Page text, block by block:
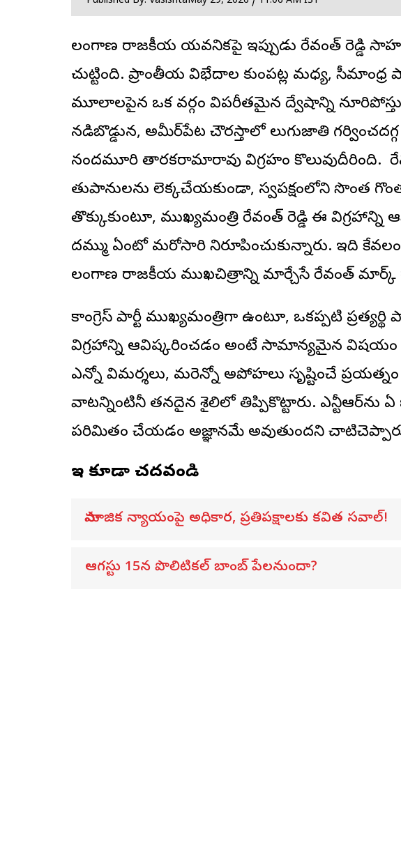
తెలంగాణ రాజకీయ యవనికపై ఇప్పుడు రేవంత్ రెడ్డి
చుట్టింది. ప్రాంతీయ విభేదాల కుంపట్ల మధ్య, సీమాంధ్ర
మూలాలపైన ఒక వర్గం విపరీతమైన ద్వేషాన్ని
నడిబొడ్డున, అమీర్‌పేట చౌరస్తాలో తెలుగుజాతి
నందమూరి తారకరామారావు విగ్రహం కొలువుదీరింది.
తుపానులను లెక్కచేయకుండా, స్వపక్షంలోని సొంత
తొక్కుకుంటూ, ముఖ్యమంత్రి రేవంత్‌ రెడ్డి ఈ
దమ్ము ఏంటో మరోసారి నిరూపించుకున్నారు. ఇది
తెలంగాణ రాజకీయ ముఖచిత్రాన్ని మార్చేసే రేవంత్‌
కాంగ్రెస్‌ పార్టీ ముఖ్యమంత్రిగా ఉంటూ, ఒకప్పటి ప్రత్యర్థి
విగ్రహాన్ని ఆవిష్కరించడం అంటే సామాన్యమైన
ఎన్నో విమర్శలు, మరెన్నో అపోహలు సృష్టించే ప్రయత్నం
వాటన్నింటినీ తనదైన శైలిలో తిప్పికొట్టారు. ఎన్టీఆర్‌ను
పరిమితం చేయడం అజ్ఞానమే అవుతుందని
ఇవి కూడా చదవండి
సామాజిక న్యాయంపై అధికార, ప్రతిపక్షాలకు కవిత సవాల్!
ఆగస్టు 15న పొలిటికల్ బాంబ్ పేలనుందా?